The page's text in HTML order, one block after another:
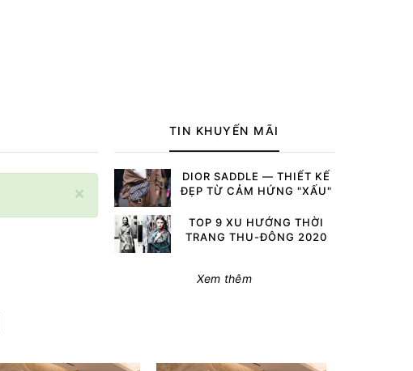
×
TIN KHUYẾN MÃI
DIOR SADDLE — THIẾT KẾ
ĐẸP TỪ CẢM HỨNG "XẤU"
TOP 9 XU HƯỚNG THỜI
TRANG THU-ĐÔNG 2020
Xem thêm